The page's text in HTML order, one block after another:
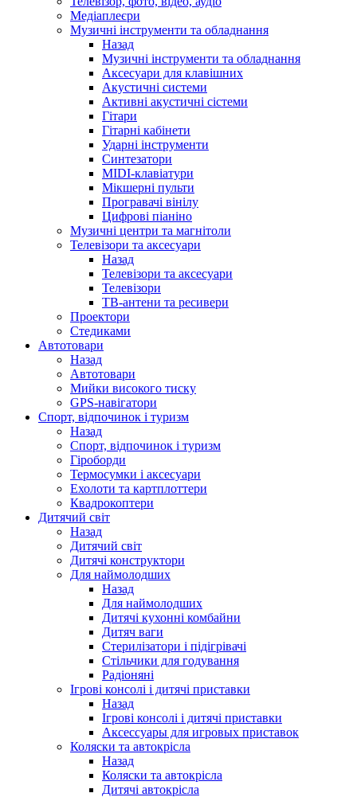
Медіаплеєри
Музичні інструменти та обладнання
Назад
Музичні інструменти та обладнання
Аксесуари для клавішних
Акустичні системи
Активні акустичні сістеми
Гітари
Гітарні кабінети
Ударні інструменти
Синтезатори
MIDI-клавіатури
Мікшерні пульти
Програвачі вінілу
Цифрові піаніно
Музичні центри та магнітоли
Телевізори та аксесуари
Назад
Телевізори та аксесуари
Телевізори
ТВ-антени та ресивери
Проектори
Стедиками
Автотовари
Назад
Автотовари
Мийки високого тиску
GPS-навігатори
Спорт, відпочинок і туризм
Назад
Спорт, відпочинок і туризм
Гіроборди
Термосумки і аксесуари
Ехолоти та картплоттери
Квадрокоптери
Дитячий світ
Назад
Дитячий світ
Дитячі конструктори
Для наймолодших
Назад
Для наймолодших
Дитячі кухонні комбайни
Дитяч ваги
Стерилізатори і підігрівачі
Стільчики для годування
Радіоняні
Ігрові консолі і дитячі приставки
Назад
Ігрові консолі і дитячі приставки
Аксессуары для игровых приставок
Коляски та автокрісла
Назад
Коляски та автокрісла
Дитячі автокрісла